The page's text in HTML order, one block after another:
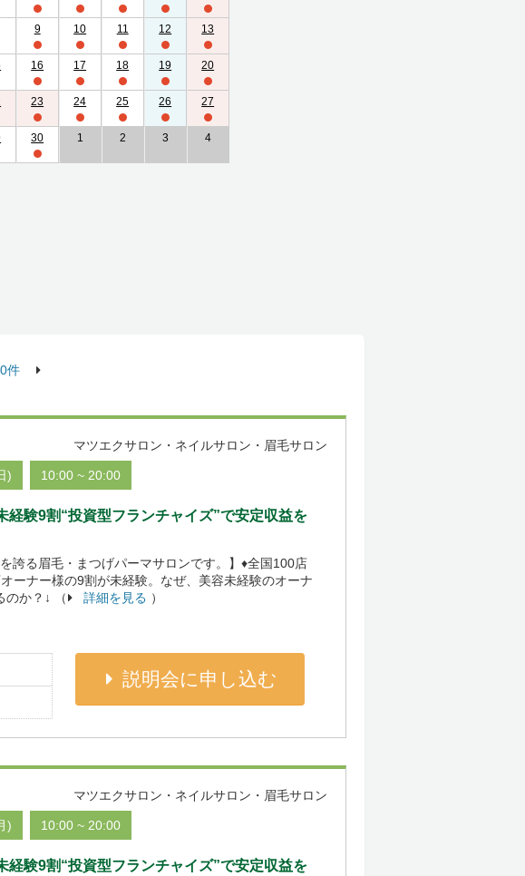
9 10 11 12 13
16 17 18 19 20
23 24 25 26 27
30 1 2 3 4
件
マツエクサロン・ネイルサロン・眉毛サロン
) 10:00 ~ 20:00
経験9割“投資型フランチャイズ”で安定収益を
誇る眉毛・まつげパーマサロンです。】♦全国100店
ーナー様の9割が未経験。なぜ、美容未経験のオーナ
のか？↓ （
詳細を見る ）
説明会に申し込む
マツエクサロン・ネイルサロン・眉毛サロン
) 10:00 ~ 20:00
経験9割“投資型フランチャイズ”で安定収益を